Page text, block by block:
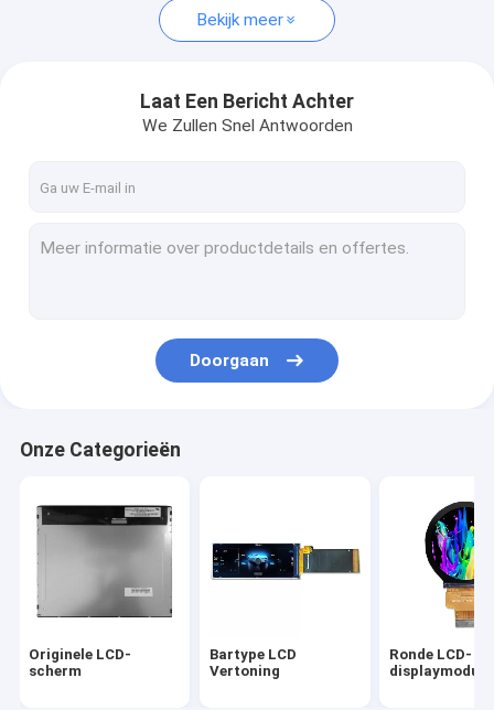
Bartype LCD Vertoning
Ronde LCD-displaymodule
Medische Lcd Vertoning
Breed temperatuurscherm
TFT-scherm met hoge resolutie
douane tft vertoning
Het Capacitieve Touche screen van TFT
Bekijk meer
Laat Een Bericht Achter
We Zullen Snel Antwoorden
Doorgaan
Onze Categorieën
Originele LCD-
scherm
Bartype LCD
Vertoning
Ronde LCD-
displaymodule